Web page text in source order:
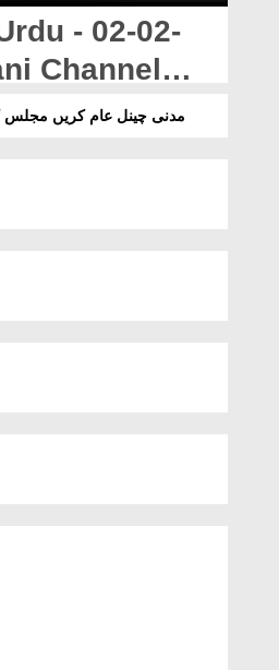
- 02-02-
Channel
Kay
مدنی چینل عام کریں مجلس